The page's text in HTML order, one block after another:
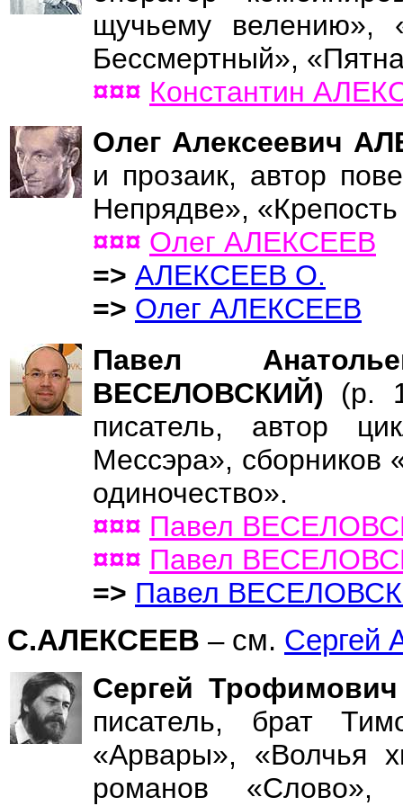
щучьему велению»,
Бессмертный»,
¤¤¤ Константин
Олег Алексеевич
и прозаик, автор
Непрядве»,
¤¤¤ Олег АЛЕКСЕЕВ
=> АЛЕКСЕЕВ О.
=> Олег АЛЕКСЕЕВ
Павел
ВЕСЕЛОВСКИЙ) (р.
писатель, автор
Мессэра», сборников
одиночество».
¤¤¤ Павел
¤¤¤ Павел
=> Павел
С.АЛЕКСЕЕВ – см. Сергей
Сергей
писатель, брат
«Арвары», «Волчья
романов «Слово»,